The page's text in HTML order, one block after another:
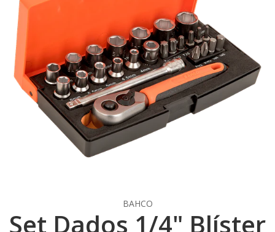
BAHCO
Set Dados 1/4" Blíster